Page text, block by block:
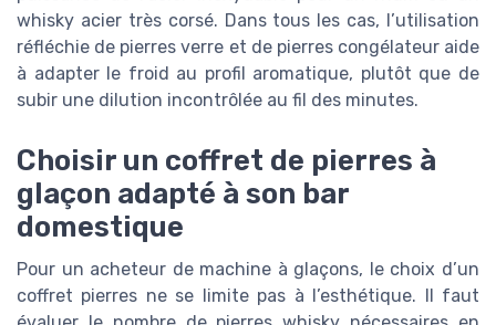
whisky acier très corsé. Dans tous les cas, l’utilisation
réfléchie de pierres verre et de pierres congélateur aide
à adapter le froid au profil aromatique, plutôt que de
subir une dilution incontrôlée au fil des minutes.
Choisir un coffret de pierres à
glaçon adapté à son bar
domestique
Pour un acheteur de machine à glaçons, le choix d’un
coffret pierres ne se limite pas à l’esthétique. Il faut